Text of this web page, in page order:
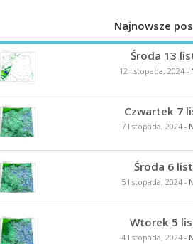
Najnowsze
Środa 13
12 listopada, 2024-
Czwartek 7
7 listopada, 2024-
Środa 6
5 listopada, 2024-
Wtorek 5
4 listopada, 2024-